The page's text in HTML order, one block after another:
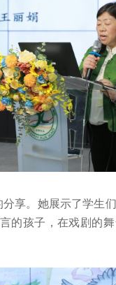
享。她展示了学生
的孩子，在戏剧的